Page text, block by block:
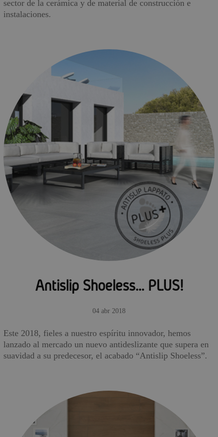
sector de la cerámica y de material de construcción e
instalaciones.
Antislip Shoeless... PLUS!
04 abr 2018
Este 2018, fieles a nuestro espíritu innovador, hemos
lanzado al mercado un nuevo antideslizante que supera en
suavidad a su predecesor, el acabado “Antislip Shoeless”.